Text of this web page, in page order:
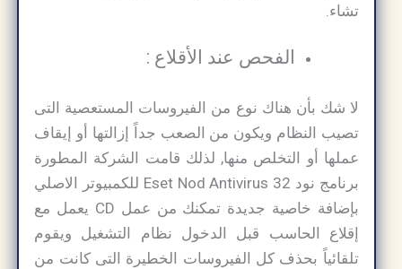
تشاء.
الفحص عند الأقلاع :
لا شك بأن هناك نوع من الفيروسات المستعصية التى
تصيب النظام ويكون من الصعب جداً إزالتها أو إيقاف
عملها أو التخلص منها, لذلك قامت الشركة المطورة
برنامج نود 32 Eset Nod Antivirus للكمبيوتر الاصلي
بإضافة خاصية جديدة تمكنك من عمل CD يعمل مع
إقلاع الحاسب قبل الدخول نظام التشغيل ويقوم
تلقائياً بحذف كل الفيروسات الخطيرة التى كانت من